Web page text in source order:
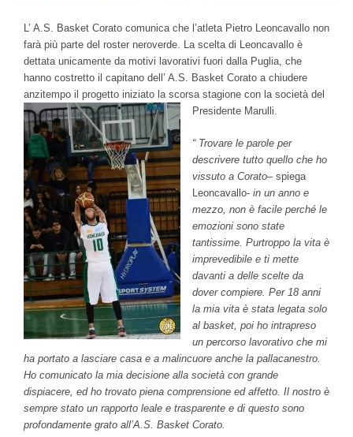
L’ A.S. Basket Corato comunica che l’atleta Pietro Leoncavallo non
farà più parte del roster neroverde. La scelta di Leoncavallo è
dettata unicamente da motivi lavorativi fuori dalla Puglia, che
hanno costretto il capitano dell’ A.S. Basket Corato a chiudere
anzitempo il progetto iniziato la scorsa stagione con la società del
Presidente Marulli.
“ Trovare le parole per
descrivere tutto quello che ho
vissuto a Corato– spiega
Leoncavallo- in un anno e
mezzo, non è facile perché le
emozioni sono state
tantissime. Purtroppo la vita è
imprevedibile e ti mette
davanti a delle scelte da
dover compiere. Per 18 anni
la mia vita è stata legata solo
al basket, poi ho intrapreso
un percorso lavorativo che mi
ha portato a lasciare casa e a malincuore anche la pallacanestro.
Ho comunicato la mia decisione alla società con grande
dispiacere, ed ho trovato piena comprensione ed affetto. Il nostro è
sempre stato un rapporto leale e trasparente e di questo sono
profondamente grato all’A.S. Basket Corato.